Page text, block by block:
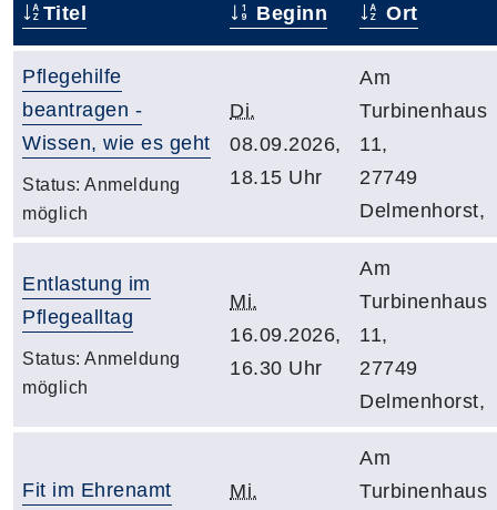
Titel Beginn Ort
Pflegehilfe
beantragen -
Wissen, wie es geht
Status: Anmeldung
möglich
Di.
08.09.2026,
18.15 Uhr
Am
Turbinenhaus
11,
27749
Delmenhorst,
Entlastung im
Pflegealltag
Status: Anmeldung
möglich
Mi.
16.09.2026,
16.30 Uhr
Am
Turbinenhaus
11,
27749
Delmenhorst,
Fit im Ehrenamt
Mi.
Am
Turbinenhaus